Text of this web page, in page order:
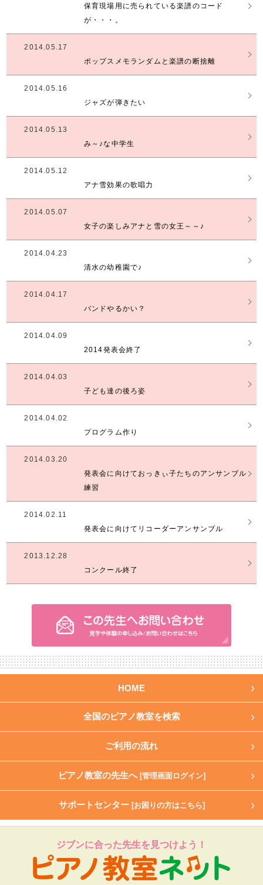
保育現場用に売られている楽譜のコード
が・・・。
2014.05.17
ポップスメモランダムと楽譜の断捨離
2014.05.16
ジャズが弾きたい
2014.05.13
み～♪な中学生
2014.05.12
アナ雪効果の歌唱力
2014.05.07
女子の楽しみアナと雪の女王～～♪
2014.04.23
清水の幼稚園で♪
2014.04.17
バンドやるかい？
2014.04.09
2014発表会終了
2014.04.03
子ども達の後ろ姿
2014.04.02
プログラム作り
2014.03.20
発表会に向けておっきぃ子たちのアンサンブル
練習
2014.02.11
発表会に向けてリコーダーアンサンブル
2013.12.28
コンクール終了
HOME
全国のピアノ教室を検索
ご利用の流れ
ピアノ教室の先生へ [管理画面ログイン]
サポートセンター [お困りの方はこちら]
ジブンに合った先生を見つけよう！